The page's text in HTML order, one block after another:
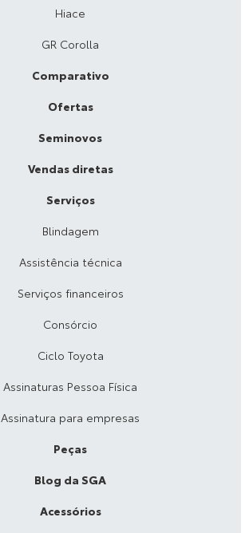
Hiace
GR Corolla
Comparativo
Ofertas
Seminovos
Vendas diretas
Serviços
Blindagem
Assistência técnica
Serviços financeiros
Consórcio
Ciclo Toyota
Assinaturas Pessoa Física
Assinatura para empresas
Peças
Blog da SGA
Acessórios